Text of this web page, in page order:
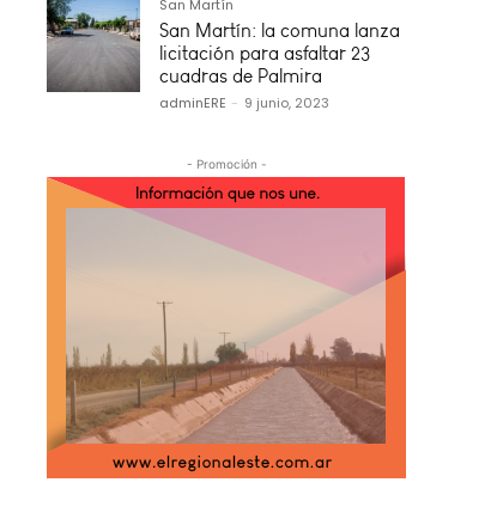
San Martín
San Martín: la comuna lanza
licitación para asfaltar 23
cuadras de Palmira
adminERE - 9 junio, 2023
- Promoción -